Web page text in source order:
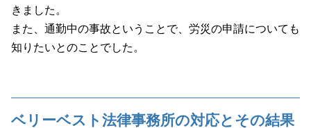
きました。
また、通勤中の事故ということで、労災の申請についても
知りたいとのことでした。
ベリーベスト法律事務所の対応とその結果